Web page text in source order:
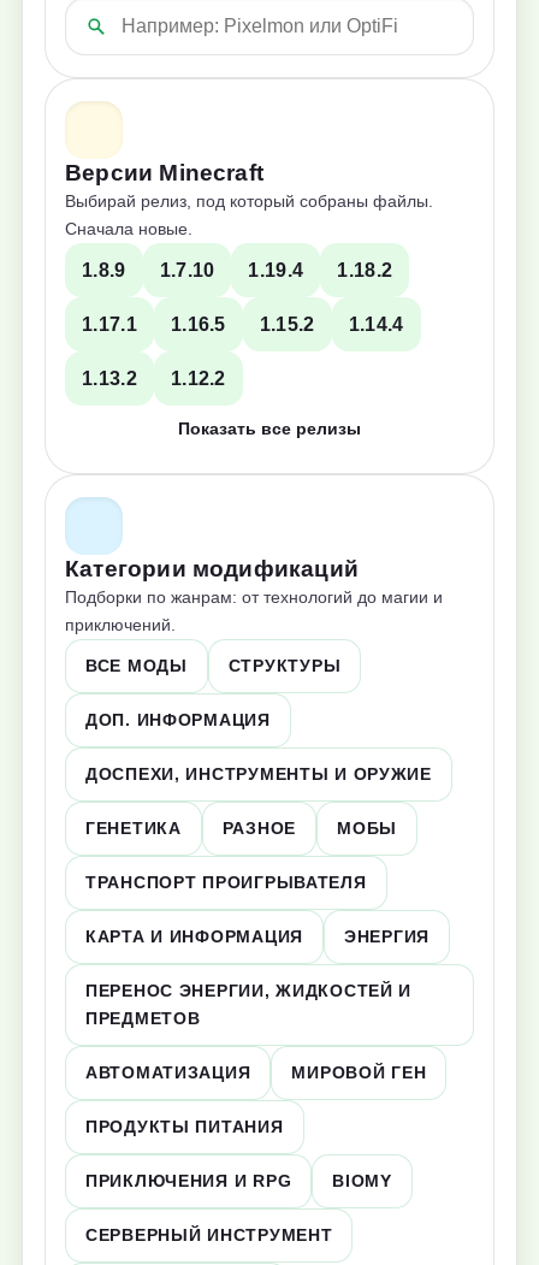
Версии Minecraft
Выбирай релиз, под который собраны файлы.
Сначала новые.
1.8.9 1.7.10 1.19.4 1.18.2
1.17.1 1.16.5 1.15.2 1.14.4
1.13.2 1.12.2
Показать все релизы
Категории модификаций
Подборки по жанрам: от технологий до магии и
приключений.
ВСЕ МОДЫ СТРУКТУРЫ
ДОП. ИНФОРМАЦИЯ
ДОСПЕХИ, ИНСТРУМЕНТЫ И ОРУЖИЕ
ГЕНЕТИКА РАЗНОЕ МОБЫ
ТРАНСПОРТ ПРОИГРЫВАТЕЛЯ
КАРТА И ИНФОРМАЦИЯ ЭНЕРГИЯ
ПЕРЕНОС ЭНЕРГИИ, ЖИДКОСТЕЙ И
ПРЕДМЕТОВ
АВТОМАТИЗАЦИЯ МИРОВОЙ ГЕН
ПРОДУКТЫ ПИТАНИЯ
ПРИКЛЮЧЕНИЯ И RPG BIOMY
СЕРВЕРНЫЙ ИНСТРУМЕНТ